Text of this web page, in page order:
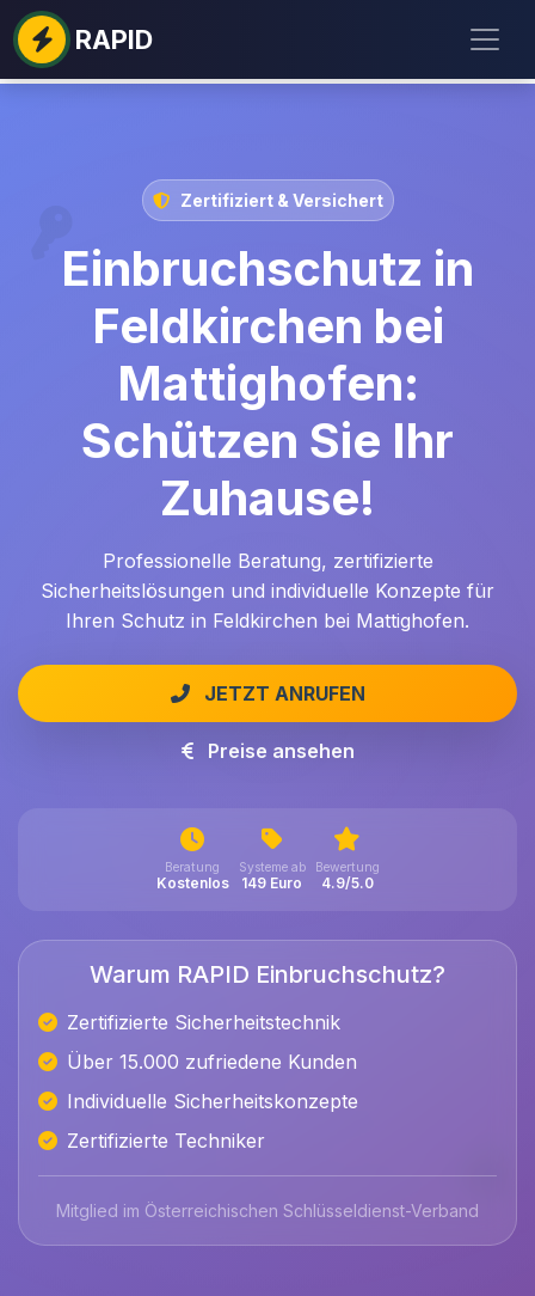
RAPID
Zertifiziert & Versichert
Einbruchschutz in
Feldkirchen bei
Mattighofen:
Schützen Sie Ihr
Zuhause!
Professionelle Beratung, zertifizierte
Sicherheitslösungen und individuelle Konzepte für
Ihren Schutz in Feldkirchen bei Mattighofen.
JETZT ANRUFEN
Preise ansehen
Beratung
Kostenlos
Systeme ab
149 Euro
Bewertung
4.9/5.0
Warum RAPID Einbruchschutz?
Zertifizierte Sicherheitstechnik
Über 15.000 zufriedene Kunden
Individuelle Sicherheitskonzepte
Zertifizierte Techniker
Mitglied im Österreichischen Schlüsseldienst-Verband